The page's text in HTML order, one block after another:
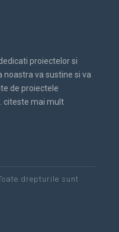
proiectelor si
noastra va sustine si va
de proiectele
citeste mai mult
drepturile sunt